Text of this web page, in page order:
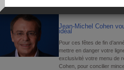
TAGS:menu de réveillon
Jean-Michel Cohen
idéal
Pour ces fêtes de fin
mettre en danger votre
exclusivité votre menu de
Cohen, pour concilier